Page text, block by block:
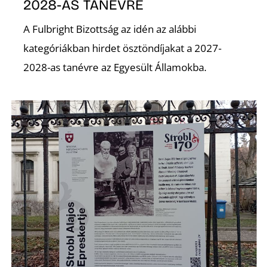
2028-AS TANÉVRE
A Fulbright Bizottság az idén az alábbi
kategóriákban hirdet ösztöndíjakat a 2027-
2028-as tanévre az Egyesült Államokba.